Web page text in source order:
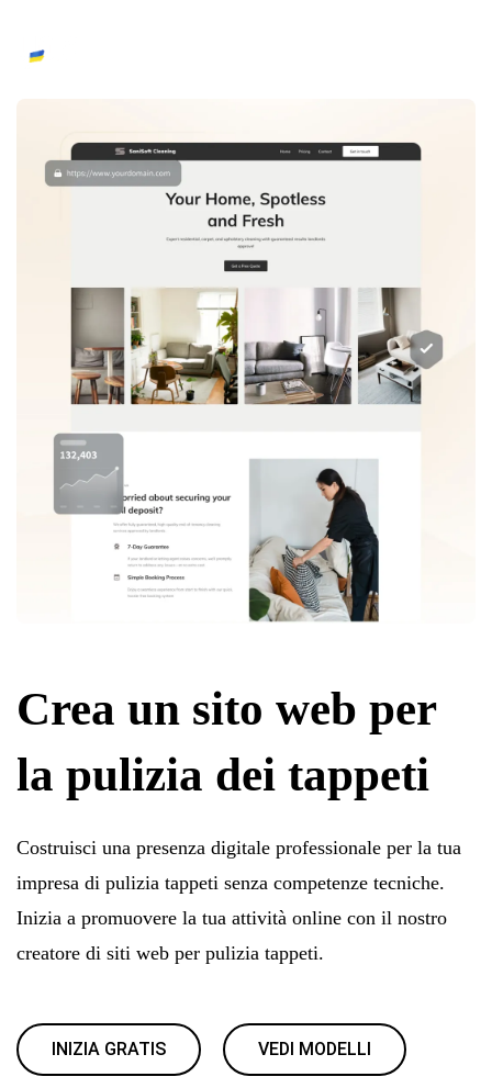
Crea un sito web per
la pulizia dei tappeti
Costruisci una presenza digitale professionale per la tua
impresa di pulizia tappeti senza competenze tecniche.
Inizia a promuovere la tua attività online con il nostro
creatore di siti web per pulizia tappeti.
INIZIA GRATIS VEDI MODELLI